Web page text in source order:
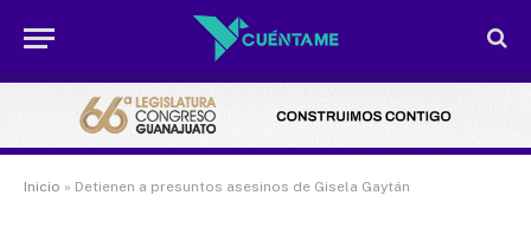
Inicio » Detienen a presuntos asesinos de Gisela Gaytán